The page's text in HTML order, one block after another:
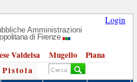
Login
Amministrazioni
di Firenze
Valdelsa Mugello
Piana
Pistoia